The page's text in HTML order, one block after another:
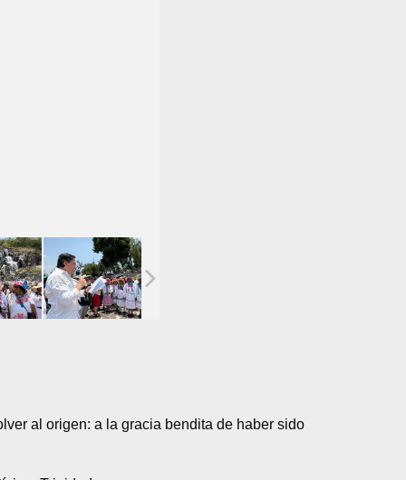
al origen: a la gracia bendita de haber sido